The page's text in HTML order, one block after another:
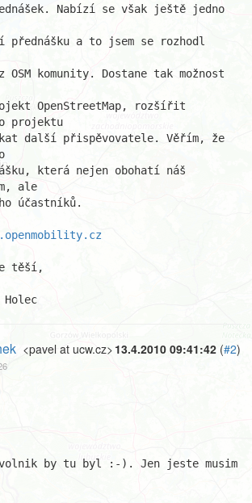
Nabízí se však ještě jedno
a to jsem se rozhodl
komunity. Dostane tak možnost
OpenStreetMap, rozšířit
projektu
další přispěvovatele. Věřím, že
která nejen obohatí náš
ale
účastníků.
těší,
13.4.2010 09:41:42 (#2)
<pavel at ucw.cz>
by tu byl :-). Jen jeste musim